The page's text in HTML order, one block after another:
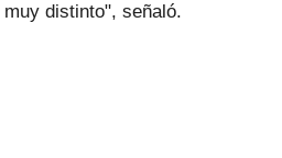
distinto", señaló.